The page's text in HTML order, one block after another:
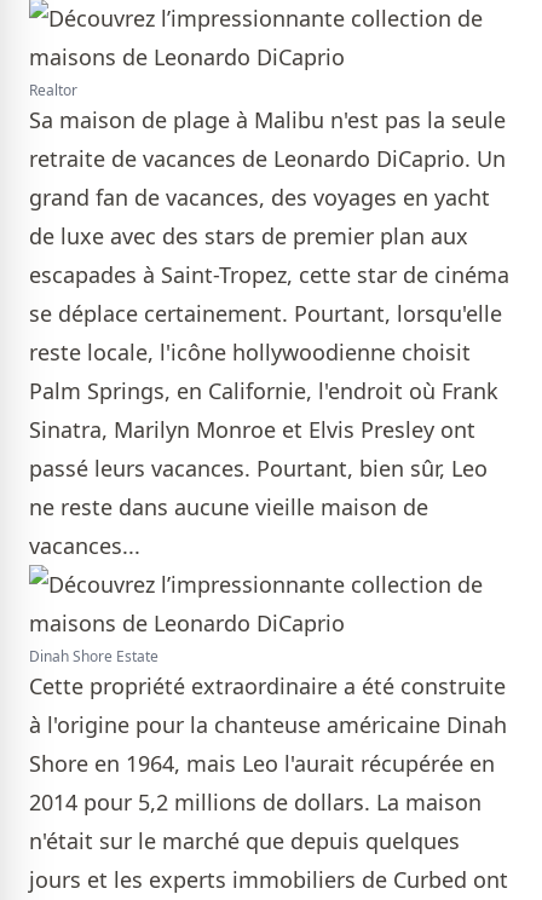
Realtor
Sa maison de plage à Malibu n'est pas la seule
retraite de vacances de Leonardo DiCaprio. Un
grand fan de vacances, des voyages en yacht
de luxe avec des stars de premier plan aux
escapades à Saint-Tropez, cette star de cinéma
se déplace certainement. Pourtant, lorsqu'elle
reste locale, l'icône hollywoodienne choisit
Palm Springs, en Californie, l'endroit où Frank
Sinatra, Marilyn Monroe et Elvis Presley ont
passé leurs vacances. Pourtant, bien sûr, Leo
ne reste dans aucune vieille maison de
vacances...
Dinah Shore Estate
Cette propriété extraordinaire a été construite
à l'origine pour la chanteuse américaine Dinah
Shore en 1964, mais Leo l'aurait récupérée en
2014 pour 5,2 millions de dollars. La maison
n'était sur le marché que depuis quelques
jours et les experts immobiliers de Curbed ont